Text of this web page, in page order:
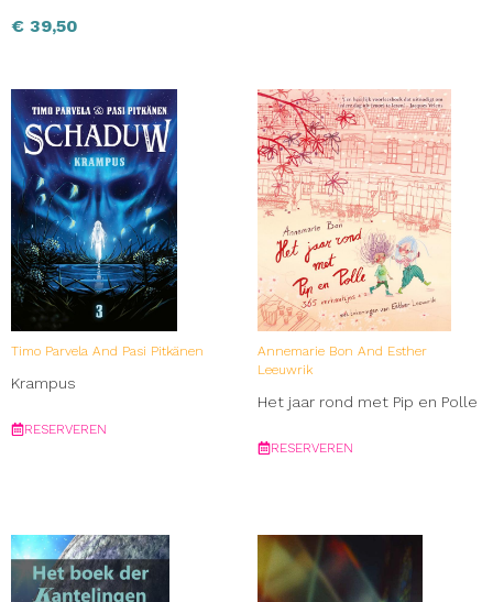
€ 39,50
Timo Parvela And Pasi Pitkänen
Krampus
RESERVEREN
Annemarie Bon And Esther
Leeuwrik
Het jaar rond met Pip en Polle
RESERVEREN